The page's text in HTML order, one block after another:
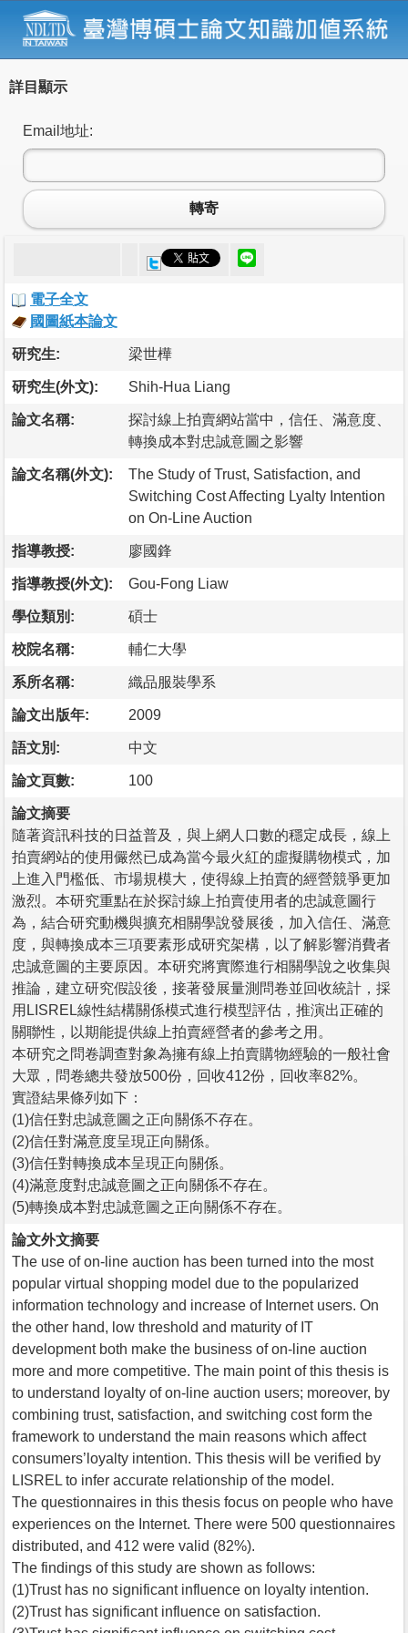
詳目顯示
Email地址:
轉寄
電子全文
國圖紙本論文
研究生: 梁世樺
研究生(外文): Shih-Hua Liang
論文名稱:
探討線上拍賣網站當中，信任、滿意度、
轉換成本對忠誠意圖之影響
論文名稱(外文):
The Study of Trust, Satisfaction, and
Switching Cost Affecting Lyalty Intention
on On-Line Auction
指導教授: 廖國鋒
指導教授(外文): Gou-Fong Liaw
學位類別: 碩士
校院名稱: 輔仁大學
系所名稱: 織品服裝學系
論文出版年: 2009
語文別: 中文
論文頁數: 100
論文摘要
隨著資訊科技的日益普及，與上網人口數的穩定成長，線上
拍賣網站的使用儼然已成為當今最火紅的虛擬購物模式，加
上進入門檻低、市場規模大，使得線上拍賣的經營競爭更加
激烈。本研究重點在於探討線上拍賣使用者的忠誠意圖行
為，結合研究動機與擴充相關學說發展後，加入信任、滿意
度，與轉換成本三項要素形成研究架構，以了解影響消費者
忠誠意圖的主要原因。本研究將實際進行相關學說之收集與
推論，建立研究假設後，接著發展量測問卷並回收統計，採
用LISREL線性結構關係模式進行模型評估，推演出正確的
關聯性，以期能提供線上拍賣經營者的參考之用。
本研究之問卷調查對象為擁有線上拍賣購物經驗的一般社會
大眾，問卷總共發放500份，回收412份，回收率82%。
實證結果條列如下：
(1)信任對忠誠意圖之正向關係不存在。
(2)信任對滿意度呈現正向關係。
(3)信任對轉換成本呈現正向關係。
(4)滿意度對忠誠意圖之正向關係不存在。
(5)轉換成本對忠誠意圖之正向關係不存在。
論文外文摘要
The use of on-line auction has been turned into the most
popular virtual shopping model due to the popularized
information technology and increase of Internet users. On
the other hand, low threshold and maturity of IT
development both make the business of on-line auction
more and more competitive. The main point of this thesis is
to understand loyalty of on-line auction users; moreover, by
combining trust, satisfaction, and switching cost form the
framework to understand the main reasons which affect
consumers’loyalty intention. This thesis will be verified by
LISREL to infer accurate relationship of the model.
The questionnaires in this thesis focus on people who have
experiences on the Internet. There were 500 questionnaires
distributed, and 412 were valid (82%).
The findings of this study are shown as follows:
(1)Trust has no significant influence on loyalty intention.
(2)Trust has significant influence on satisfaction.